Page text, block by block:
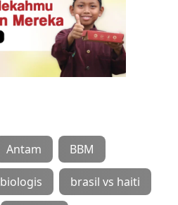
Antam BBM
biologis brasil vs haiti